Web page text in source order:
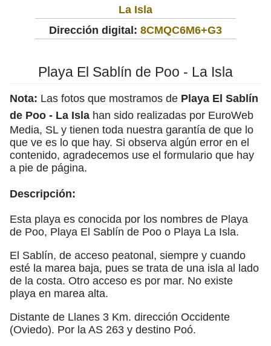
La Isla
Dirección digital: 8CMQC6M6+G3
Playa El Sablín de Poo - La Isla
Nota: Las fotos que mostramos de Playa El Sablín
de Poo - La Isla han sido realizadas por EuroWeb
Media, SL y tienen toda nuestra garantía de que lo
que ve es lo que hay. Si observa algún error en el
contenido, agradecemos use el formulario que hay
a pie de página.
Descripción:
Esta playa es conocida por los nombres de Playa
de Poo, Playa El Sablín de Poo o Playa La Isla.
El Sablín, de acceso peatonal, siempre y cuando
esté la marea baja, pues se trata de una isla al lado
de la costa. Otro acceso es por mar. No existe
playa en marea alta.
Distante de Llanes 3 Km. dirección Occidente
(Oviedo). Por la AS 263 y destino Poó.